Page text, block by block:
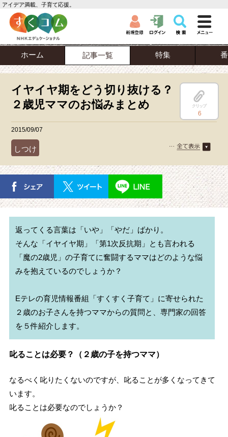
アイデア満載、子育て応援。
ホーム 記事一覧 特集
イヤイヤ期をどう切り抜ける？
２歳児ママのお悩みまとめ
クリップ
6
2015/09/07
しつけ
返ってくる言葉は「いや」「やだ」ばかり。
そんな「イヤイヤ期」「第1次反抗期」とも言われる
「魔の2歳児」の子育てに奮闘するママはどのような悩
みを抱えているのでしょうか？
Eテレの育児情報番組「すくすく子育て」に寄せられた
２歳のお子さんを持つママからの質問と、専門家の回答
叱ることは必要？（２歳の子を持つママ）
なるべく叱りたくないのですが、叱ることが多くなってきて
います。
叱ることは必要なのでしょうか？